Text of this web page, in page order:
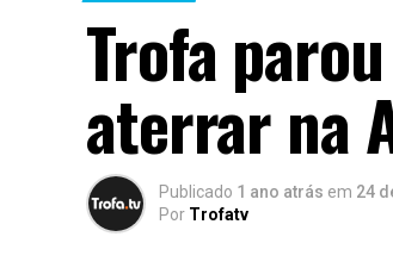
Trofa
aterrar na
Publicado 1 ano atrás em 24
Por Trofatv